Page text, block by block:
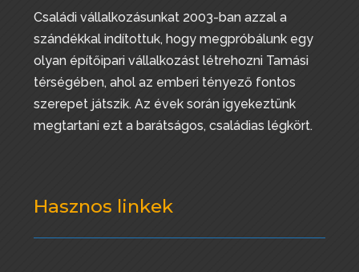
Családi vállalkozásunkat 2003-ban azzal a
szándékkal indítottuk, hogy megpróbálunk egy
olyan építőipari vállalkozást létrehozni Tamási
térségében, ahol az emberi tényező fontos
szerepet játszik. Az évek során igyekeztünk
megtartani ezt a barátságos, családias légkört.
Hasznos linkek